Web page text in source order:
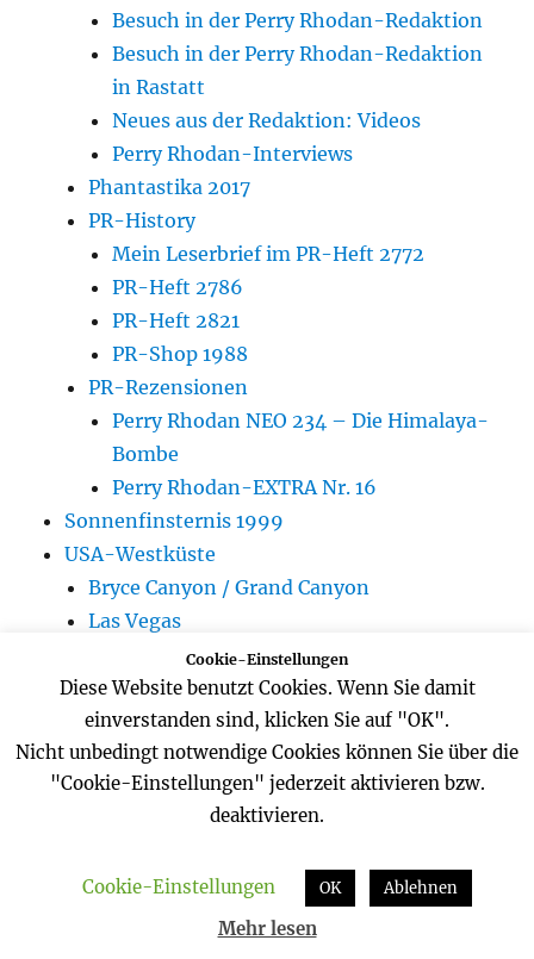
Besuch in der Perry Rhodan-Redaktion
Besuch in der Perry Rhodan-Redaktion
in Rastatt
Neues aus der Redaktion: Videos
Perry Rhodan-Interviews
Phantastika 2017
PR-History
Mein Leserbrief im PR-Heft 2772
PR-Heft 2786
PR-Heft 2821
PR-Shop 1988
PR-Rezensionen
Perry Rhodan NEO 234 – Die Himalaya-
Bombe
Perry Rhodan-EXTRA Nr. 16
Sonnenfinsternis 1999
USA-Westküste
Bryce Canyon / Grand Canyon
Las Vegas
Los Angeles
San Francisco
St. Barbara / St. Monica
Cookie-Einstellungen
Diese Website benutzt Cookies. Wenn Sie damit
einverstanden sind, klicken Sie auf "OK".
Nicht unbedingt notwendige Cookies können Sie über die
"Cookie-Einstellungen" jederzeit aktivieren bzw.
deaktivieren.
Cookie-Einstellungen OK Ablehnen
Mehr lesen